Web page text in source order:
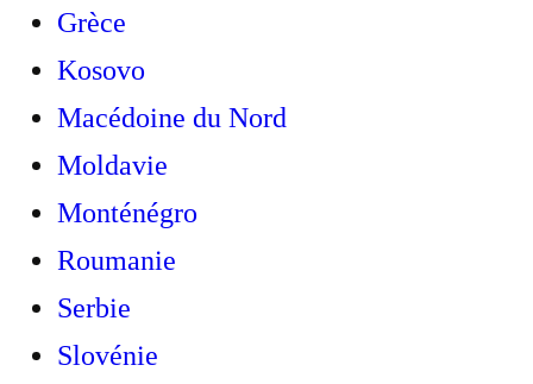
Grèce
Kosovo
Macédoine du Nord
Moldavie
Monténégro
Roumanie
Serbie
Slovénie